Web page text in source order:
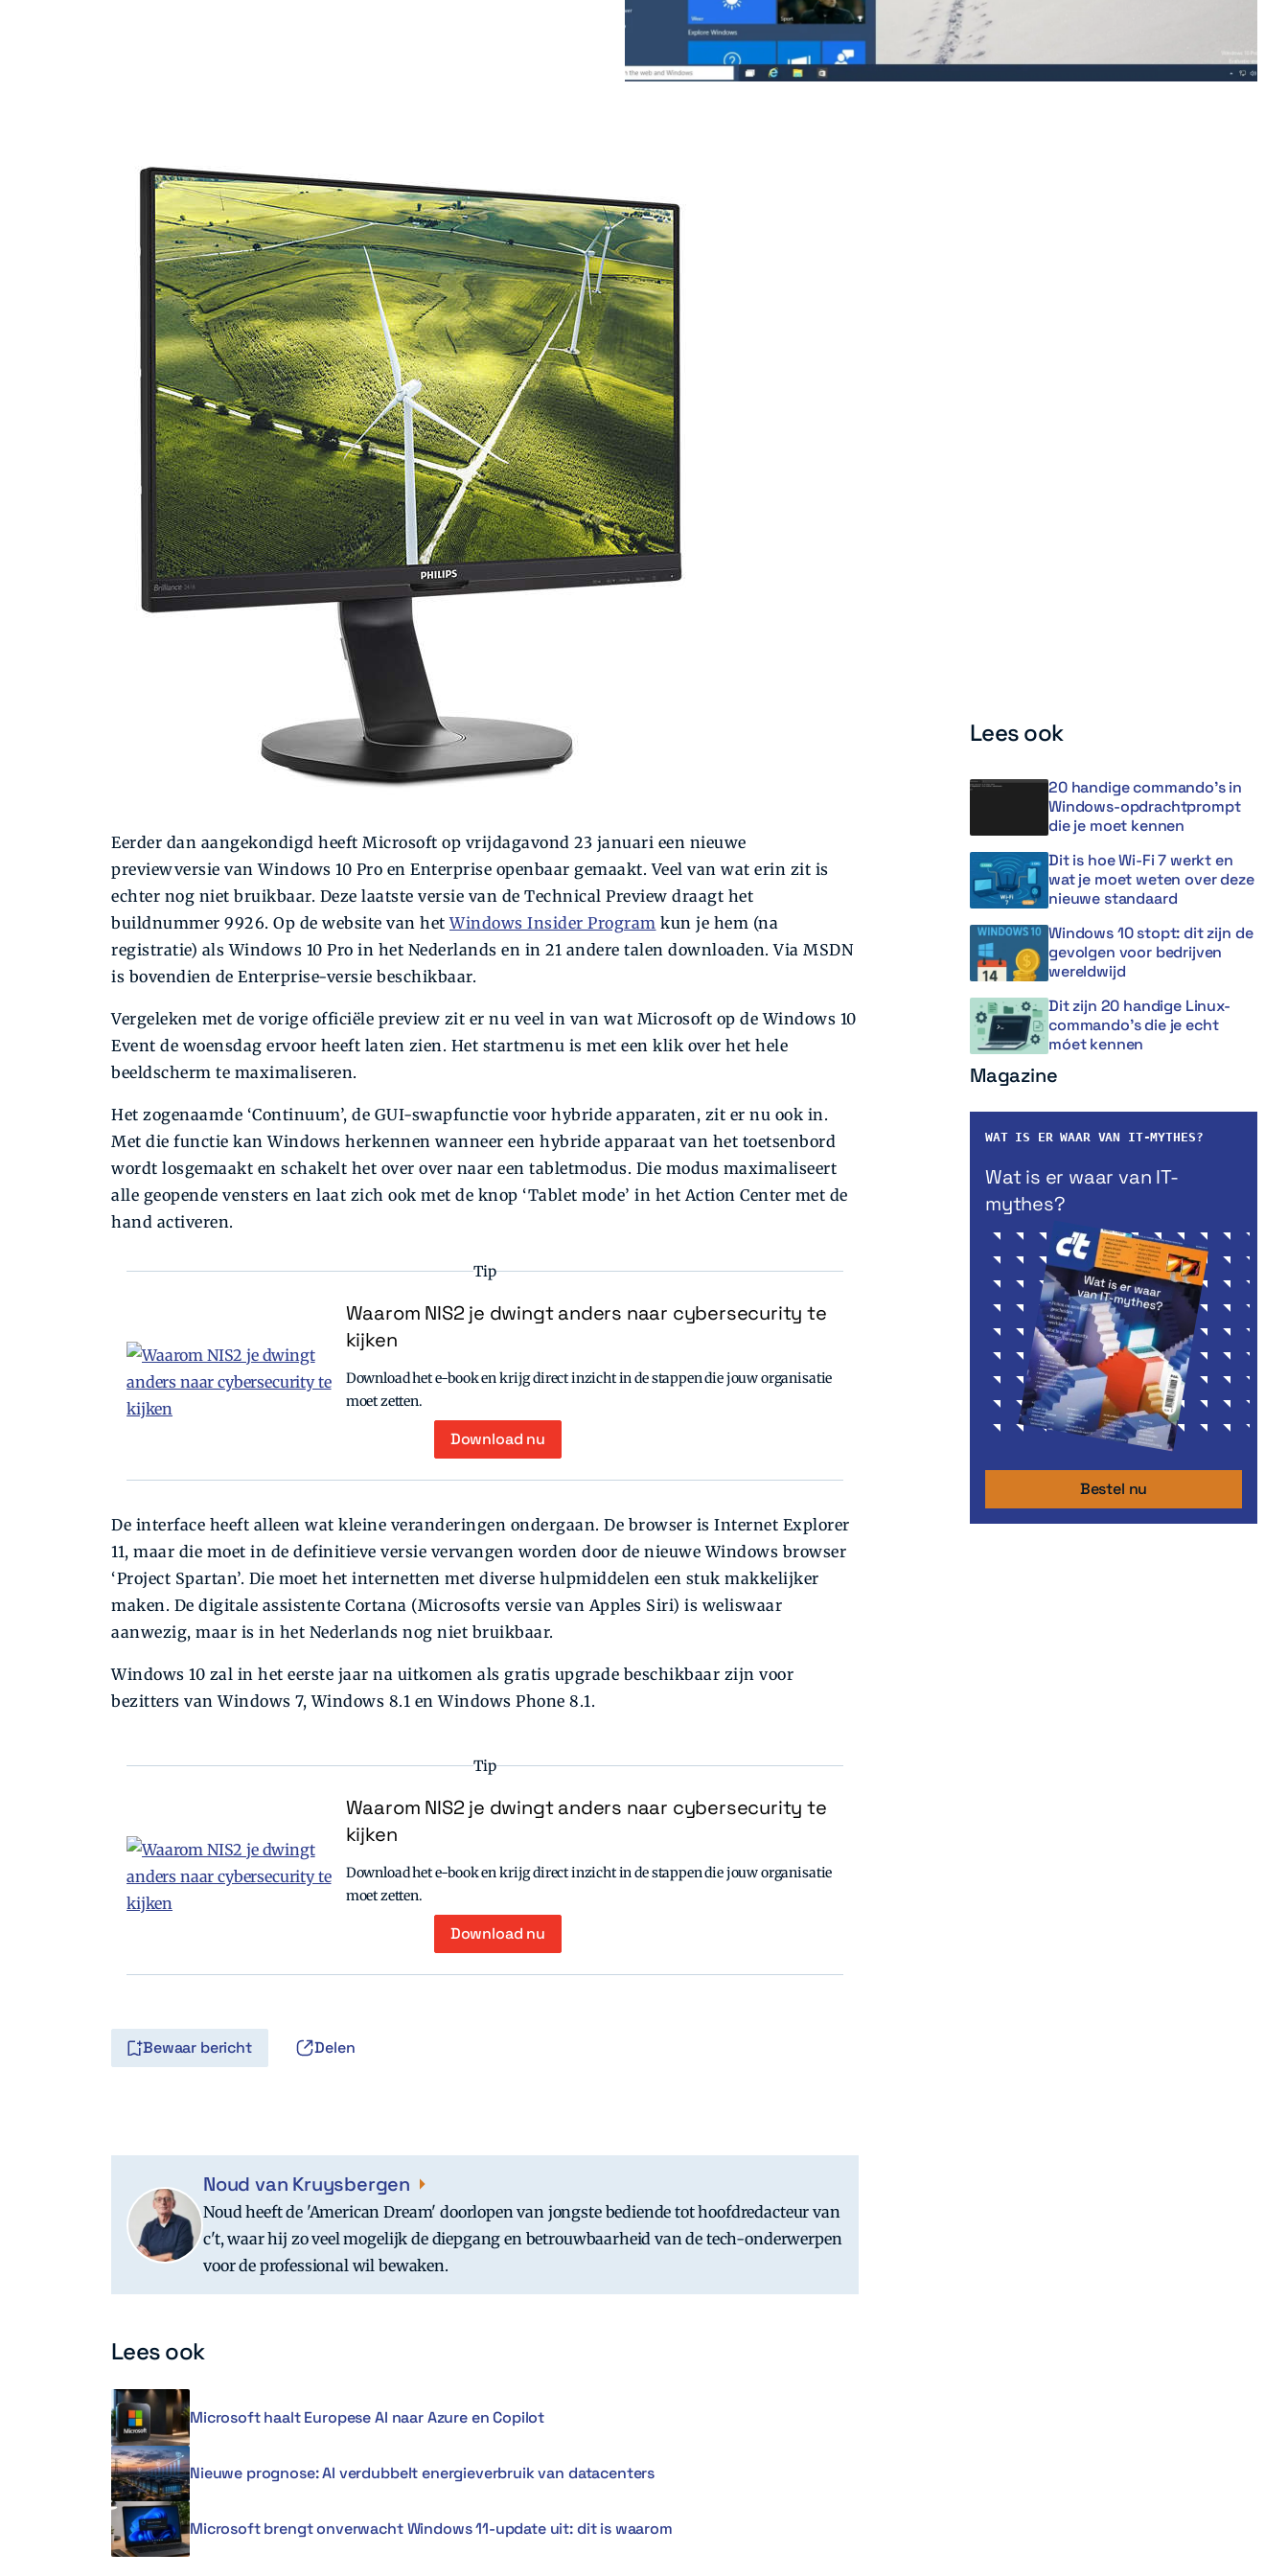
Eerder dan aangekondigd heeft Microsoft op vrijdagavond 23 januari een nieuwe
previewversie van Windows 10 Pro en Enterprise openbaar gemaakt. Veel van wat erin zit is
echter nog niet bruikbaar. Deze laatste versie van de Technical Preview draagt het
buildnummer 9926. Op de website van hetWindows Insider Program kun je hem (na
registratie) als Windows 10 Pro in het Nederlands en in 21 andere talen downloaden. Via MSDN
is bovendien de Enterprise-versie beschikbaar.
Vergeleken met de vorige officiële preview zit er nu veel in van wat Microsoft op de Windows 10
Event de woensdag ervoor heeft laten zien. Het startmenu is met een klik over het hele
beeldscherm te maximaliseren.
Het zogenaamde ‘Continuum’, de GUI-swapfunctie voor hybride apparaten, zit er nu ook in.
Met die functie kan Windows herkennen wanneer een hybride apparaat van het toetsenbord
wordt losgemaakt en schakelt het over over naar een tabletmodus. Die modus maximaliseert
alle geopende vensters en laat zich ook met de knop ‘Tablet mode’ in het Action Center met de
hand activeren.
Tip
Waarom NIS2 je dwingt anders naar cybersecurity te
kijken
Download het e-book en krijg direct inzicht in de stappen die jouw organisatie
moet zetten.
Download nu
De interface heeft alleen wat kleine veranderingen ondergaan. De browser is Internet Explorer
11, maar die moet in de definitieve versie vervangen worden door de nieuwe Windows browser
‘Project Spartan’. Die moet het internetten met diverse hulpmiddelen een stuk makkelijker
maken. De digitale assistente Cortana (Microsofts versie van Apples Siri) is weliswaar
aanwezig, maar is in het Nederlands nog niet bruikbaar.
Windows 10 zal in het eerste jaar na uitkomen als gratis upgrade beschikbaar zijn voor
bezitters van Windows 7, Windows 8.1 en Windows Phone 8.1.
Tip
Waarom NIS2 je dwingt anders naar cybersecurity te
kijken
Download het e-book en krijg direct inzicht in de stappen die jouw organisatie
moet zetten.
Download nu
Bewaar bericht Delen
Noud van Kruysbergen
Noud heeft de 'American Dream' doorlopen van jongste bediende tot hoofdredacteur van
c't, waar hij zo veel mogelijk de diepgang en betrouwbaarheid van de tech-onderwerpen
voor de professional wil bewaken.
Lees ook
Microsoft haalt Europese AI naar Azure en Copilot
Nieuwe prognose: AI verdubbelt energieverbruik van datacenters
Microsoft brengt onverwacht Windows 11-update uit: dit is waarom
Lees ook
20 handige commando’s in
Windows-opdrachtprompt
die je moet kennen
Dit is hoe Wi-Fi 7 werkt en
wat je moet weten over deze
nieuwe standaard
Windows 10 stopt: dit zijn de
gevolgen voor bedrijven
wereldwijd
Dit zijn 20 handige Linux-
commando’s die je echt
móet kennen
Magazine
WAT IS ER WAAR VAN IT-MYTHES?
Wat is er waar van IT-
mythes?
Bestel nu